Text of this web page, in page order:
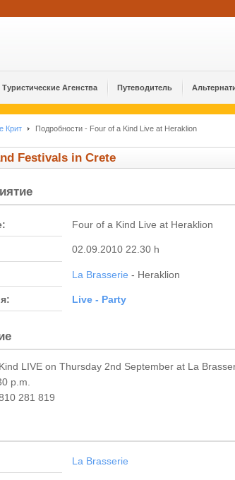
Туристические Агенства Путеводитель
Крит Подробности - Four of a Kind Live at Heraklion
Festivals in Crete
Four of a Kind Live at Heraklion
02.09.2010 22.30 h
La Brasserie - Heraklion
Live - Party
LIVE on Thursday 2nd September at La
p.m.
281 819
La Brasserie